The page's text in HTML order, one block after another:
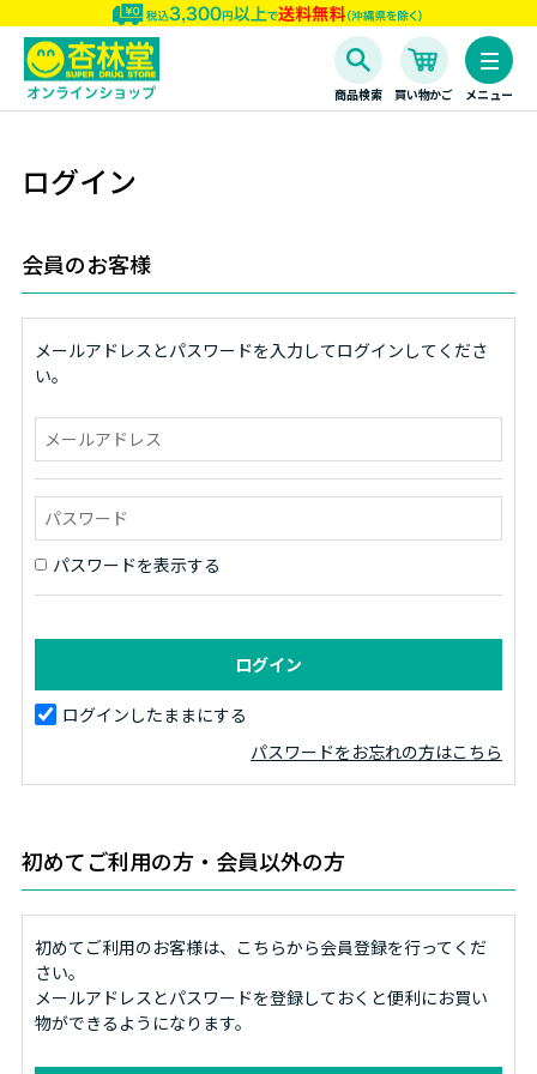
商品検索 買い物かご メニュー
ログイン
会員のお客様
メールアドレスとパスワードを入力してログインしてくださ
い。
パスワードを表示する
ログインしたままにする
パスワードをお忘れの方はこちら
初めてご利用の方・会員以外の方
初めてご利用のお客様は、こちらから会員登録を行ってくだ
さい。
メールアドレスとパスワードを登録しておくと便利にお買い
物ができるようになります。